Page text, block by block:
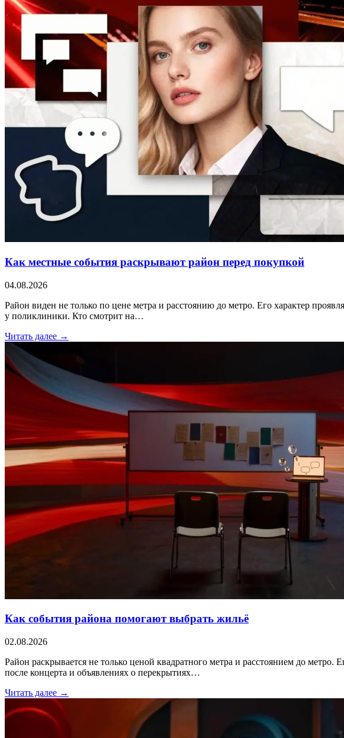
Как местные события раскрывают район перед покупкой
04.08.2026
Район виден не только по цене метра и расстоянию до метро. Его характер
у поликлиники. Кто смотрит на…
Читать далее →
Как события района помогают выбрать жильё
02.08.2026
Район раскрывается не только ценой квадратного метра и расстоянием до
после концерта и объявлениях о перекрытиях…
Читать далее →